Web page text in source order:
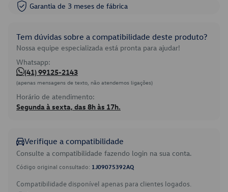
Garantia de 3 meses de fábrica
Tem dúvidas sobre a compatibilidade deste produto?
Nossa equipe especializada está pronta para ajudar!
Whatsapp:
(41) 99125-2143
(apenas mensagens de texto, não atendemos ligações)
Horário de atendimento:
Segunda à sexta, das 8h às 17h.
Verifique a compatibilidade
Consulte a compatibilidade fazendo login na sua conta.
Código original consultado: 1J09075392AQ
Compatibilidade disponível apenas para clientes logados.